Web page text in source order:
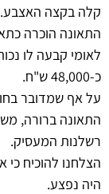
קלה בקצה האצבע.
התאונה הוכרה
כ-48,000 ש"ח.
על אף שמדובר
התאונה ברורה,
רשלנות המעסיק.
הצלחנו להוכיח
היה נפצע.